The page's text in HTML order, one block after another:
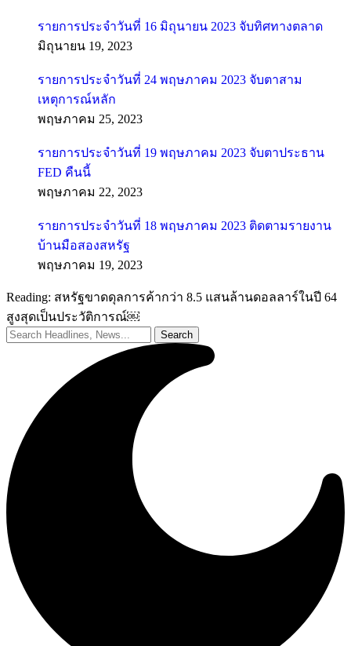
รายการประจำวันที่ 16 มิถุนายน 2023 จับทิศทางตลาด
มิถุนายน 19, 2023
รายการประจำวันที่ 24 พฤษภาคม 2023 จับตาสาม
เหตุการณ์หลัก
พฤษภาคม 25, 2023
รายการประจำวันที่ 19 พฤษภาคม 2023 จับตาประธาน
FED คืนนี้
พฤษภาคม 22, 2023
รายการประจำวันที่ 18 พฤษภาคม 2023 ติดตามรายงาน
บ้านมือสองสหรัฐ
พฤษภาคม 19, 2023
Reading: สหรัฐขาดดุลการค้ากว่า 8.5 แสนล้านดอลลาร์ในปี 64
สูงสุดเป็นประวัติการณ์￼